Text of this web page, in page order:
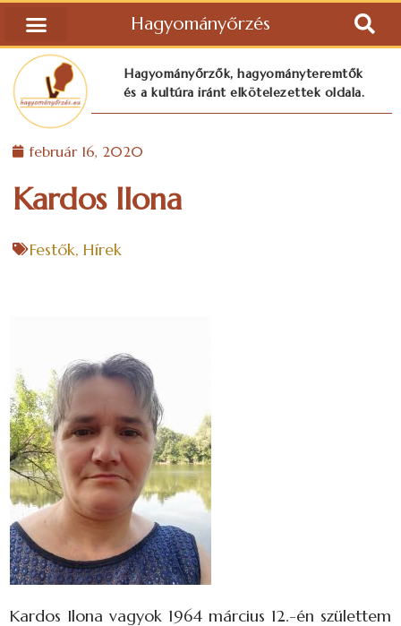
Hagyományőrzés
Hagyományőrzők, hagyományteremtők
és a kultúra iránt elkötelezettek oldala.
február 16, 2020
Kardos Ilona
Festők,Hírek
Kardos Ilona vagyok 1964 március 12.-én születtem